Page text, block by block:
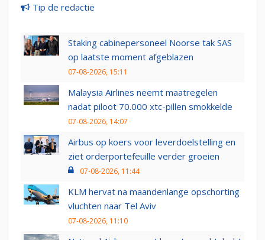
Tip de redactie
Staking cabinepersoneel Noorse tak SAS
op laatste moment afgeblazen
07-08-2026, 15:11
Malaysia Airlines neemt maatregelen
nadat piloot 70.000 xtc-pillen smokkelde
07-08-2026, 14:07
Airbus op koers voor leverdoelstelling en
ziet orderportefeuille verder groeien
07-08-2026, 11:44
KLM hervat na maandenlange opschorting
vluchten naar Tel Aviv
07-08-2026, 11:10